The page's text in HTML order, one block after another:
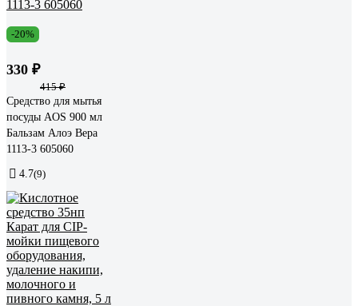
-20%
330 ₽
415 ₽
Средство для мытья
посуды AOS 900 мл
Бальзам Алоэ Вера
1113-3 605060
4.7(9)